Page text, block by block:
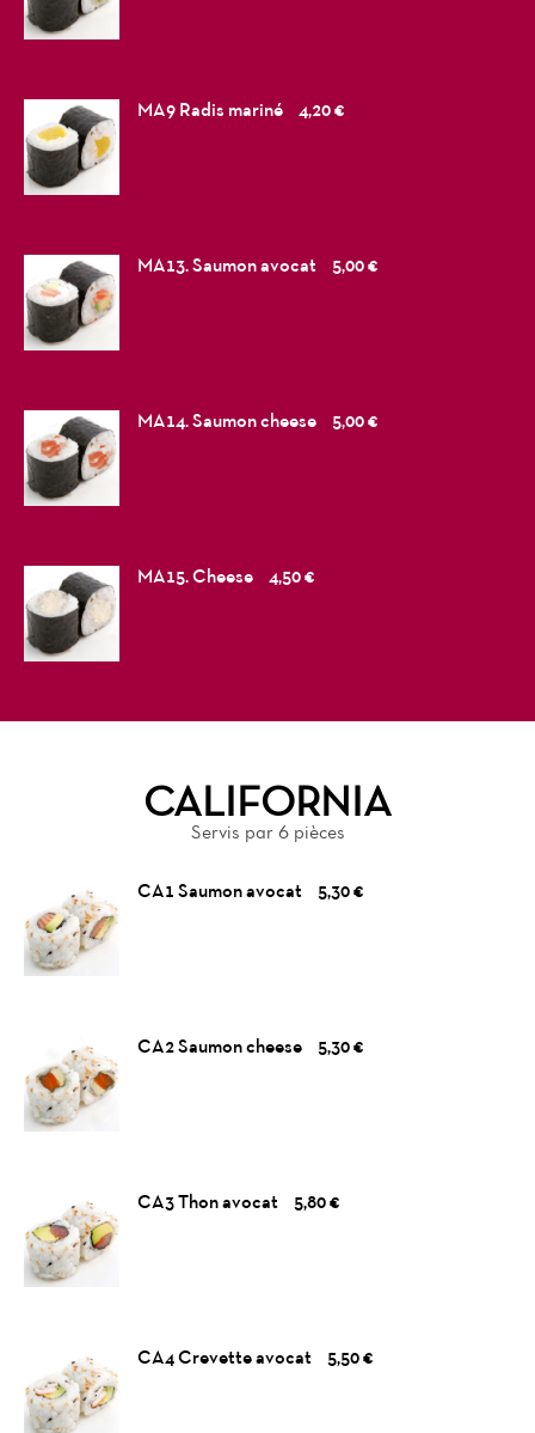
MA9 Radis mariné 4,20 €
MA13. Saumon avocat 5,00 €
MA14. Saumon cheese 5,00 €
MA15. Cheese 4,50 €
CALIFORNIA
Servis par 6 pièces
CA1 Saumon avocat 5,30 €
CA2 Saumon cheese 5,30 €
CA3 Thon avocat 5,80 €
CA4 Crevette avocat 5,50 €